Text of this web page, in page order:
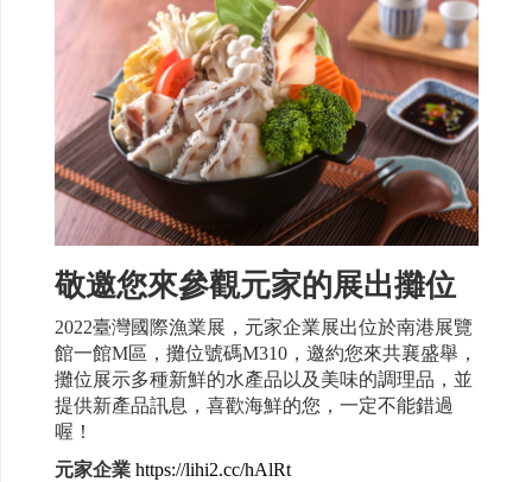
敬邀您來參觀元家的展出攤位
2022臺灣國際漁業展，元家企業展出位於南港展覽
館一館M區，攤位號碼M310，邀約您來共襄盛舉，
攤位展示多種新鮮的水產品以及美味的調理品，並
提供新產品訊息，喜歡海鮮的您，一定不能錯過
喔！
元家企業 https://lihi2.cc/hAlRt